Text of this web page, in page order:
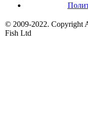
© 2009-2022. Copyright
Fish Ltd